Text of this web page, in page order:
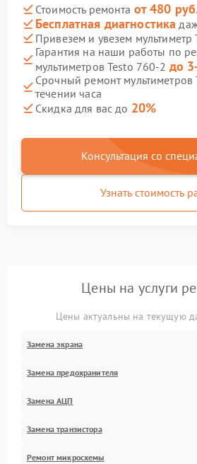
Стоимость ремонта от 480
Бесплатная диагностика
Привезем и увезем
Гарантия на наши работы по
мультиметров Testo 760-2 до
Срочный ремонт
течении часа
Скидка для вас до 20%
Консультация со
Узнать стоимость
Цены на услуги
Цены актуальны на текущую
Замена экрана
Замена предохранителя
Замена АЦП
Замена транзистора
Ремонт микросхемы